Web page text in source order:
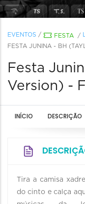
EVENTOS / FESTA /
FESTA JUNINA - BH
Festa
Version) -
INÍCIO DESCRIÇÃO
Tira a camisa
do cinto e calça